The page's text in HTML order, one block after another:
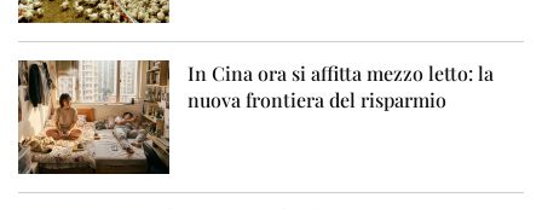
In Cina ora si affitta mezzo letto: la
nuova frontiera del risparmio